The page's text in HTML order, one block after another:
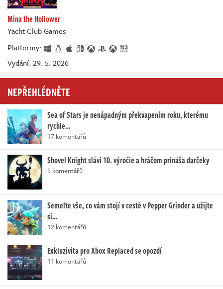
Mina the Hollower
Yacht Club Games
Platformy:
Vydání: 29. 5. 2026
NEPŘEHLÉDNĚTE
Sea of Stars je nenápadným překvapením roku, kterému
rychle…
17 komentářů
Shovel Knight slávi 10. výročie a hráčom prináša darčeky
5 komentářů
Semelte vše, co vám stojí v cestě v Pepper Grinder a užijte
si…
12 komentářů
Exkluzivita pro Xbox Replaced se opozdí
11 komentářů